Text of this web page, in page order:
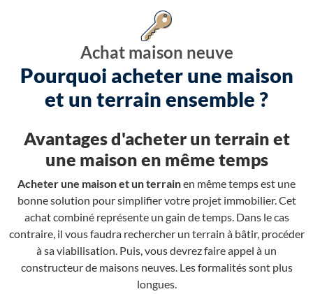
Achat maison neuve
Pourquoi acheter une maison
et un terrain ensemble ?
Avantages d'acheter un terrain et
une maison en même temps
Acheter une maison et un terrainen même temps est une
bonne solution pour simplifier votre projet immobilier. Cet
achat combiné représente un gain de temps. Dans le cas
contraire, il vous faudra rechercher un terrain à bâtir, procéder
à sa viabilisation. Puis, vous devrez faire appel à un
constructeur de maisons neuves. Les formalités sont plus
longues.